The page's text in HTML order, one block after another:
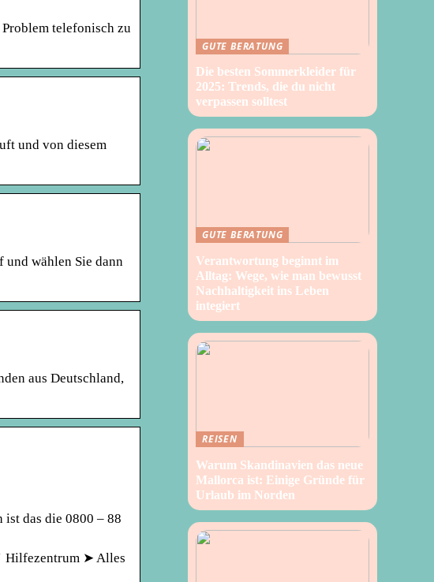
telefonisch zu
und von diesem
und wählen Sie dann
aus Deutschland,
ist das die 0800 – 88
Hilfezentrum ➤ Alles
GUTE BERATUNG
Die besten Sommerkleider für
2025: Trends, die du nicht
verpassen solltest
GUTE BERATUNG
Verantwortung beginnt im
Alltag: Wege, wie man bewusst
Nachhaltigkeit ins Leben
integiert
REISEN
Warum Skandinavien das neue
Mallorca ist: Einige Gründe für
Urlaub im Norden